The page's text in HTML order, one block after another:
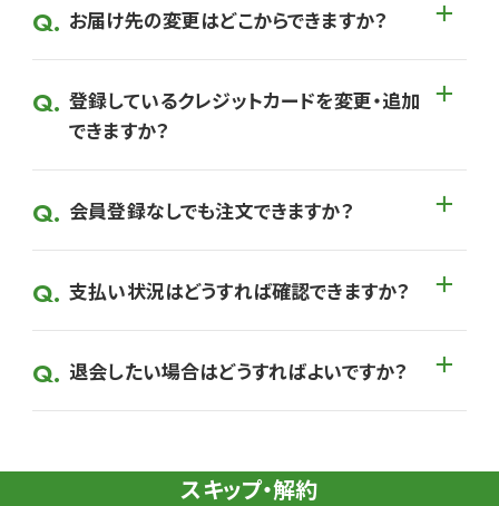
お届け先の変更はどこからできますか？
登録しているクレジットカードを変更・追加
できますか？
会員登録なしでも注文できますか？
支払い状況はどうすれば確認できますか？
退会したい場合はどうすればよいですか？
スキップ・解約